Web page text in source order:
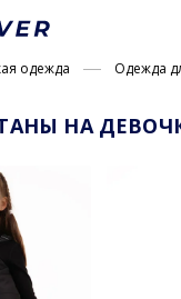
одежда Одежда
НА